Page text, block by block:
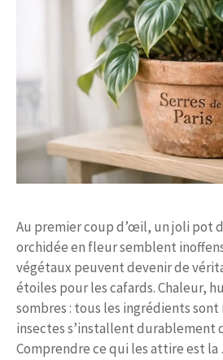
Au premier coup d’œil, un joli pot
orchidée en fleur semblent
végétaux peuvent devenir de
étoiles pour les cafards. Chaleur,
sombres : tous les ingrédients
insectes s’installent durablement
Comprendre ce qui les attire est